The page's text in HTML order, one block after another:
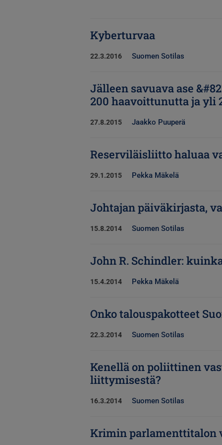
Kyberturvaa
22.3.2016 Suomen Sotilas
Jälleen savuava ase
200 haavoittunutta ja yli
27.8.2015 Jaakko Puuperä
Reserviläisliitto haluaa
29.1.2015 Pekka Mäkelä
Johtajan päiväkirjasta,
15.8.2014 Suomen Sotilas
John R. Schindler:
15.4.2014 Pekka Mäkelä
Onko talouspakotteet
22.3.2014 Suomen Sotilas
Kenellä on poliittinen
liittymisestä?
16.3.2014 Suomen Sotilas
Krimin parlamenttitalon